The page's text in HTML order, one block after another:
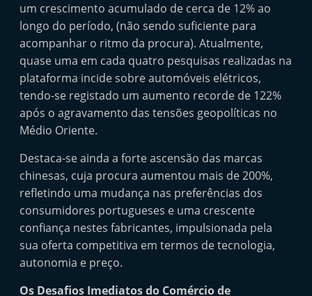
um crescimento acumulado de cerca de 12% ao
longo do período, (não sendo suficiente para
acompanhar o ritmo da procura). Atualmente,
quase uma em cada quatro pesquisas realizadas na
plataforma incide sobre automóveis elétricos,
tendo-se registado um aumento recorde de 122%
após o agravamento das tensões geopolíticas no
Médio Oriente.
Destaca-se ainda a forte ascensão das marcas
chinesas, cuja procura aumentou mais de 200%,
refletindo uma mudança nas preferências dos
consumidores portugueses e uma crescente
confiança nestes fabricantes, impulsionada pela
sua oferta competitiva em termos de tecnologia,
autonomia e preço.
Os Desafios Imediatos do Comércio de